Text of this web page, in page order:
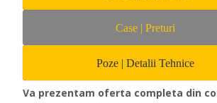
Case | Preturi
Poze | Detalii Tehnice
Va prezentam oferta completa din